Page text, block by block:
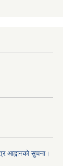
आह्वानको सुचना।